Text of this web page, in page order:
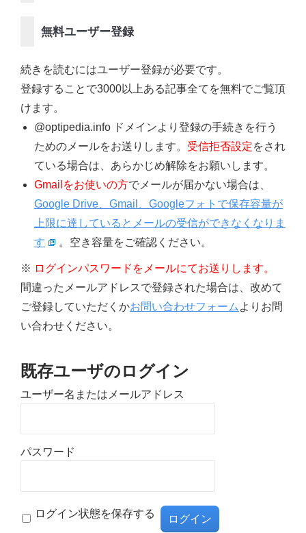
無料ユーザー登録
続きを読むにはユーザー登録が必要です。
登録することで3000以上ある記事全てを無料でご覧頂
けます。
@optipedia.info ドメインより登録の手続きを行う
ためのメールをお送りします。 受信拒否設定をされ
ている場合は、あらかじめ解除をお願いします。
Gmailをお使いの方でメールが届かない場合は、
Google Drive、Gmail、Googleフォトで保存容量が
上限に達しているとメールの受信ができなくなりま
す
。空き容量をご確認ください。
※ ログインパスワードをメールにてお送りします。
間違ったメールアドレスで登録された場合は、改めて
ご登録していただくかお問い合わせフォーム よりお問
い合わせください。
既存ユーザのログイン
ユーザー名またはメールアドレス
パスワード
ログイン状態を保存する